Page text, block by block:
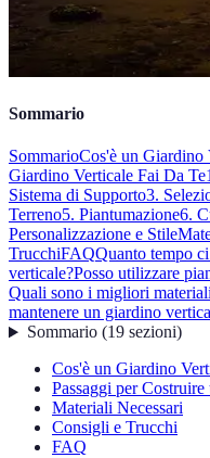
Sommario
SommarioCos'è un Giardino
Giardino Verticale Fai Da Te
Sistema di Supporto3.
Terreno5. Piantumazione6.
Personalizzazione e Stile
TrucchiFAQQuanto tempo
verticale?Posso utilizzare
Quali sono i migliori
mantenere un giardino
Sommario(19 sezioni)
Cos'è un Giardino
Passaggi per
Materiali Necessari
Consigli e Trucchi
FAQ